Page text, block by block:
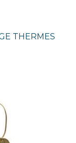
THERMES